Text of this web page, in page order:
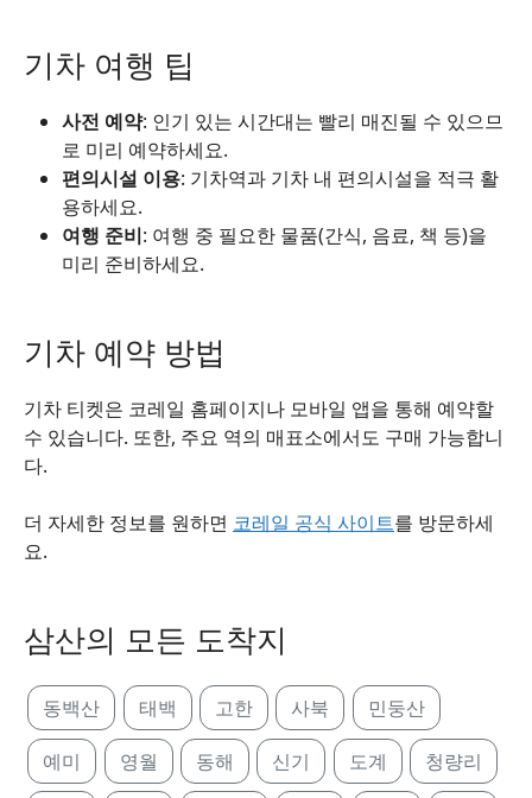
기차 여행 팁
사전 예약: 인기 있는 시간대는 빨리 매진될 수 있으므
로 미리 예약하세요.
편의시설 이용: 기차역과 기차 내 편의시설을 적극 활
용하세요.
여행 준비: 여행 중 필요한 물품(간식, 음료, 책 등)을
미리 준비하세요.
기차 예약 방법
기차 티켓은 코레일 홈페이지나 모바일 앱을 통해 예약할
수 있습니다. 또한, 주요 역의 매표소에서도 구매 가능합니
다.
더 자세한 정보를 원하면 코레일 공식 사이트를 방문하세
요.
삼산의 모든 도착지
동백산 태백 고한 사북 민둥산
예미 영월 동해 신기 도계 청량리